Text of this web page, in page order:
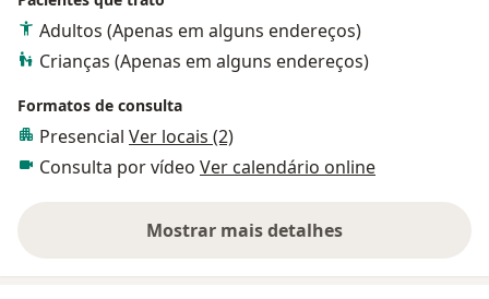
Adultos (Apenas em alguns endereços)
Crianças (Apenas em alguns endereços)
Formatos de consulta
Presencial Ver locais (2)
Consulta por vídeo Ver calendário online
Mostrar mais detalhes
sobre a experiência